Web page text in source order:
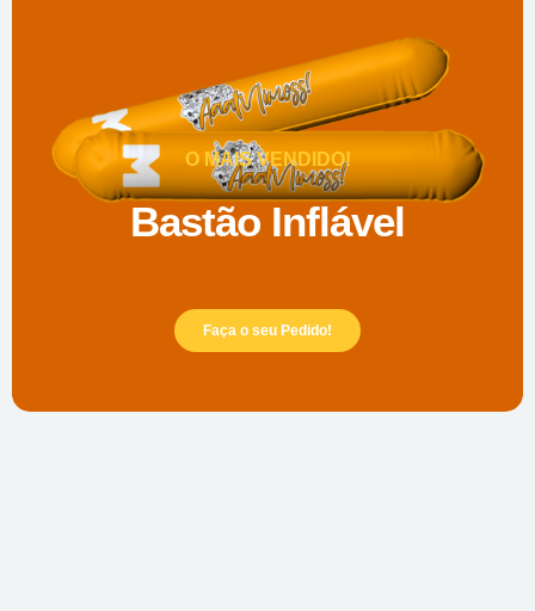
O MAIS VENDIDO!
Bastão Inflável
Faça o seu Pedido!